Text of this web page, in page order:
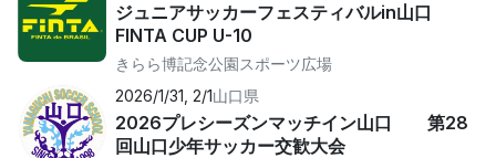
ジュニアサッカーフェスティバルin山口
FINTA CUP U-10
きらら博記念公園スポーツ広場
2026/1/31, 2/1山口県
2026プレシーズンマッチイン山口 第28
回山口少年サッカー交歓大会